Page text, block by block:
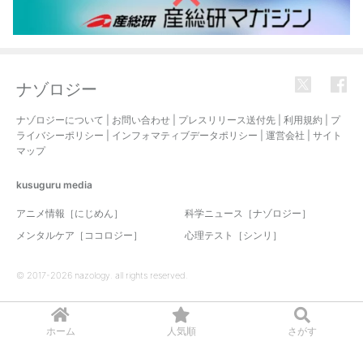
ホーム 人気順 さがす
ナゾロジー
ナゾロジーについて お問い合わせ プレスリリース送付先 利用規約
プ
ライバシーポリシー
インフォマティブデータポリシー 運営会社
サイト
マップ
kusuguru media
アニメ情報［にじめん］
科学ニュース［ナゾロジー］
メンタルケア［ココロジー］
心理テスト［シンリ］
© 2017-2026 nazology. all rights reserved.